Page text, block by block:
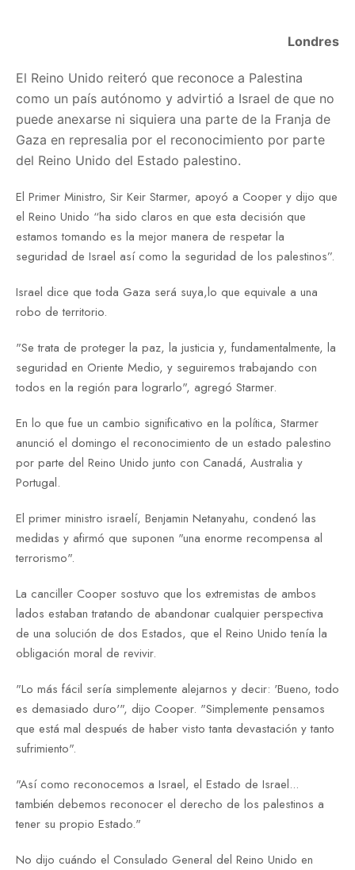
Londres
El Reino Unido reiteró que reconoce a Palestina
como un país autónomo y advirtió a Israel de que no
puede anexarse ni siquiera una parte de la Franja de
Gaza en represalia por el reconocimiento por parte
del Reino Unido del Estado palestino.
El Primer Ministro, Sir Keir Starmer, apoyó a Cooper y dijo que
el Reino Unido “ha sido claros en que esta decisión que
estamos tomando es la mejor manera de respetar la
seguridad de Israel así como la seguridad de los palestinos”.
Israel dice que toda Gaza será suya,lo que equivale a una
robo de territorio.
"Se trata de proteger la paz, la justicia y, fundamentalmente, la
seguridad en Oriente Medio, y seguiremos trabajando con
todos en la región para lograrlo", agregó Starmer.
En lo que fue un cambio significativo en la política, Starmer
anunció el domingo el reconocimiento de un estado palestino
por parte del Reino Unido junto con Canadá, Australia y
Portugal.
El primer ministro israelí, Benjamin Netanyahu, condenó las
medidas y afirmó que suponen "una enorme recompensa al
terrorismo".
La canciller Cooper sostuvo que los extremistas de ambos
lados estaban tratando de abandonar cualquier perspectiva
de una solución de dos Estados, que el Reino Unido tenía la
obligación moral de revivir.
"Lo más fácil sería simplemente alejarnos y decir: 'Bueno, todo
es demasiado duro'", dijo Cooper. "Simplemente pensamos
que está mal después de haber visto tanta devastación y tanto
sufrimiento".
"Así como reconocemos a Israel, el Estado de Israel...
también debemos reconocer el derecho de los palestinos a
tener su propio Estado."
No dijo cuándo el Consulado General del Reino Unido en